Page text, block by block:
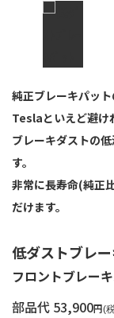
純正ブレーキパッ
Teslaといえど避け
ブレーキダストの
す。
非常に長寿命(純正
だけます。
低ダストブレ
フロントブレー
部品代 53,900円(